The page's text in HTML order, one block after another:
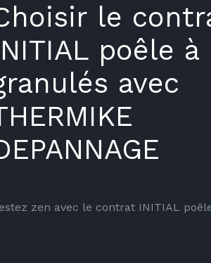
le
poêle à
avec
zen avec le contrat INITIAL